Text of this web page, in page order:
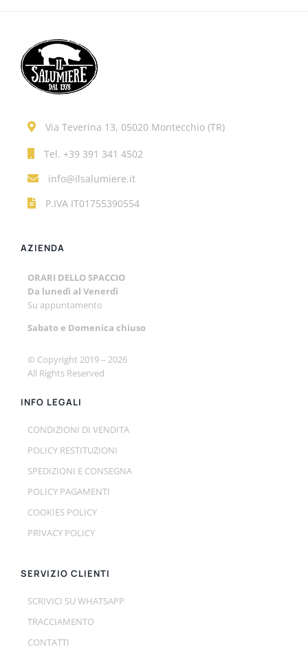
Via Teverina 13, 05020 Montecchio (TR)
Tel. +39 391 341 4502
info@ilsalumiere.it
P.IVA IT01755390554
AZIENDA
ORARI DELLO SPACCIO
Da lunedì al Venerdì
Su appuntamento
Sabato e Domenica chiuso
© Copyright 2019 – 2026
All Rights Reserved
INFO LEGALI
CONDIZIONI DI VENDITA
POLICY RESTITUZIONI
SPEDIZIONI E CONSEGNA
POLICY PAGAMENTI
COOKIES POLICY
PRIVACY POLICY
SERVIZIO CLIENTI
SCRIVICI SU WHATSAPP
TRACCIAMENTO
CONTATTI